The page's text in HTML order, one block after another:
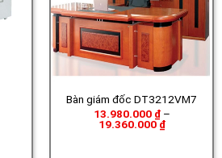
Bàn giám đốc DT3212VM7
13.980.000 ₫ –
19.360.000₫Khoảng
giá: